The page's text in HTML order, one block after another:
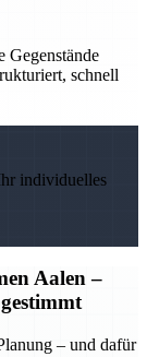
Gegenstände
schnell
individuelles
Aalen –
– und dafür